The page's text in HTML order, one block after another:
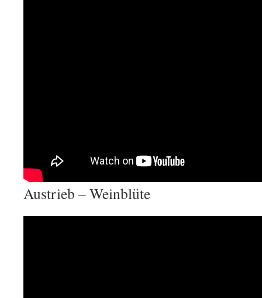
Austrieb – Weinblüte